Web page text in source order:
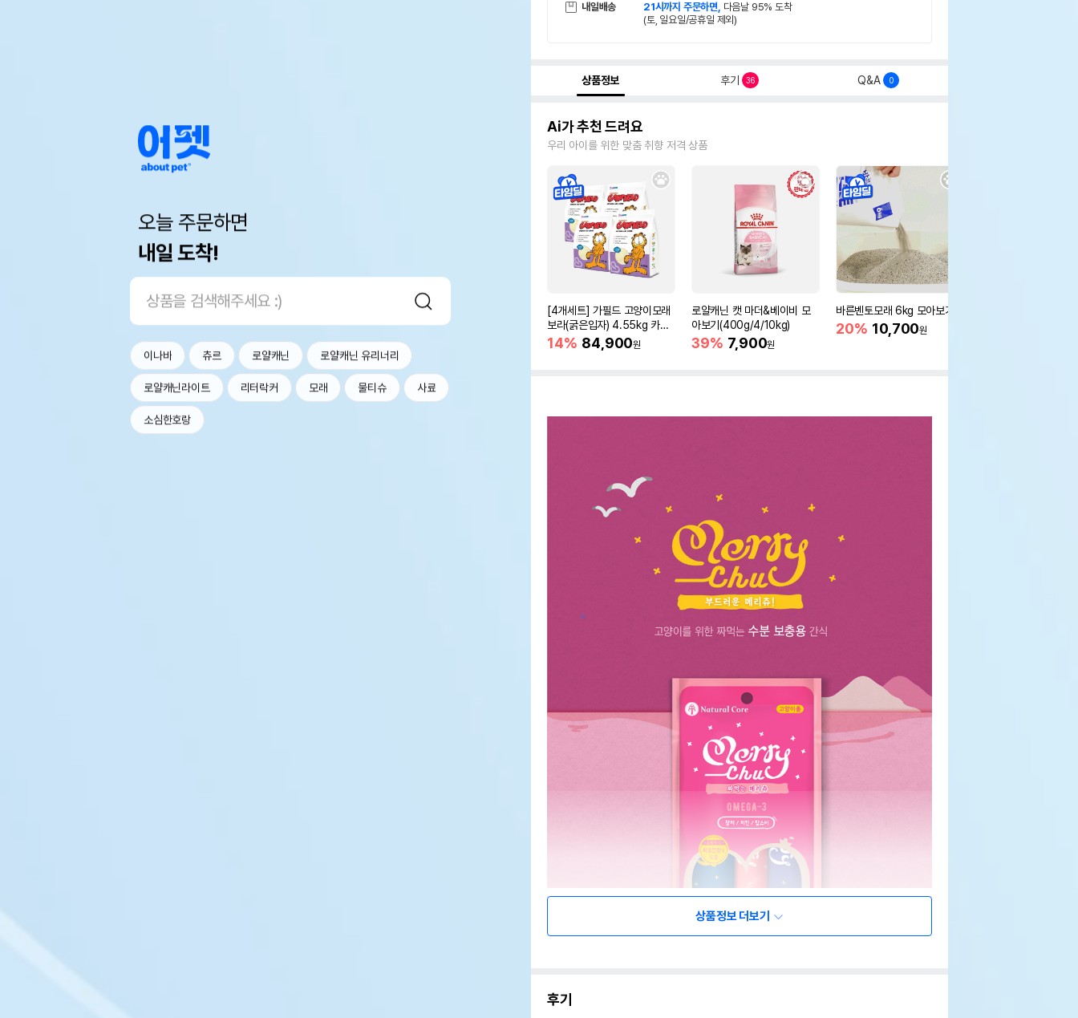
오늘 주문하면
내일 도착!
이나바 츄르 로얄캐닌 로얄캐닌 유리너리
로얄캐닌라이트 리터락커 모래 물티슈 사료
소심한호랑
내일배송 21시까지 주문하면, 다음날 95% 도착
(토, 일요일/공휴일 제외)
상품정보 후기 36 Q&A 0
Ai가 추천 드려요
우리 아이를 위한 맞춤 취향 저격 상품
[4개세트] 가필드 고양이모래
보라(굵은입자) 4.55kg 카사
바모래
14% 84,900원
로얄캐닌 캣 마더&베이비 모
아보기(400g/4/10kg)
39% 7,900원
바른벤토모래 6kg 모아보기
20% 10,700원
상품정보 더보기
후기